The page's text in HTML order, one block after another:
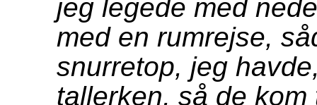
jeg legede med
med en rumrejse,
snurretop, jeg
tallerken, så de kom